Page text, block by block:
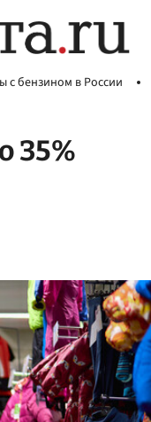
с бензином в России
35%